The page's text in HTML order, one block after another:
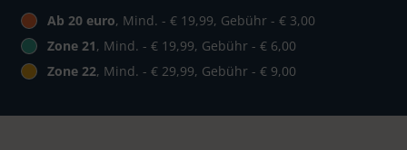
Ab 20 euro, Mind. - € 19,99, Gebühr - € 3,00
Zone 21, Mind. - € 19,99, Gebühr - € 6,00
Zone 22, Mind. - € 29,99, Gebühr - € 9,00